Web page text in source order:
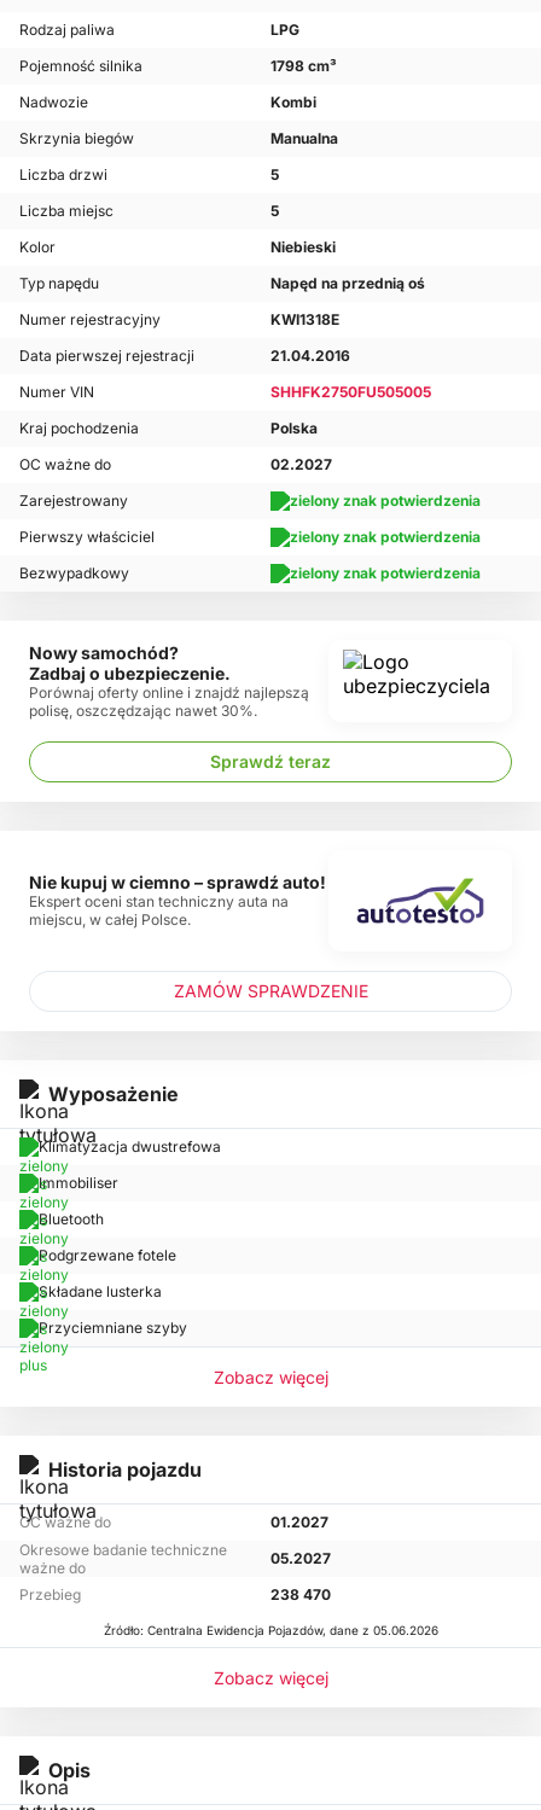
Rodzaj paliwa
LPG
Pojemność silnika
1798 cm³
Nadwozie
Kombi
Skrzynia biegów
Manualna
Liczba drzwi
5
Liczba miejsc
5
Kolor
Niebieski
Typ napędu
Napęd na przednią oś
Numer rejestracyjny
KWI1318E
Data pierwszej rejestracji
21.04.2016
Numer VIN
SHHFK2750FU505005
Kraj pochodzenia
Polska
OC ważne do
02.2027
Zarejestrowany
Pierwszy właściciel
Bezwypadkowy
Wyposażenie
Klimatyzacja dwustrefowa
Immobiliser
Bluetooth
Podgrzewane fotele
Składane lusterka
Przyciemniane szyby
Zobacz więcej
Historia pojazdu
OC ważne do
01.2027
Okresowe badanie techniczne
ważne do
05.2027
Przebieg
238 470
Źródło: Centralna Ewidencja Pojazdów, dane z 05.06.2026
Zobacz więcej
Opis
Nowy samochód?
Zadbaj o ubezpieczenie.
Porównaj oferty online i znajdź najlepszą
polisę, oszczędzając nawet 30%.
Sprawdź teraz
Nie kupuj w ciemno – sprawdź auto!
Ekspert oceni stan techniczny auta na
miejscu, w całej Polsce.
ZAMÓW SPRAWDZENIE